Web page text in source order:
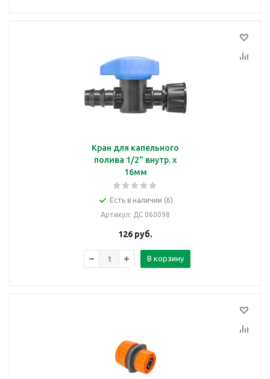
Кран для капельного
полива 1/2" внутр. х
16мм
Есть в наличии (6)
Артикул: ДС 060098
126 руб.
В корзину